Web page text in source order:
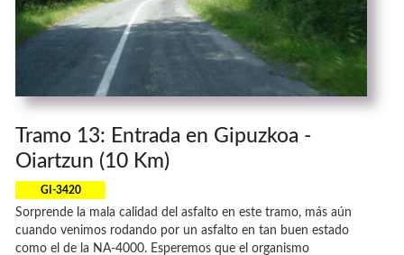
Tramo 13: Entrada en Gipuzkoa -
Oiartzun (10 Km)
GI-3420
Sorprende la mala calidad del asfalto en este tramo, más aún
cuando venimos rodando por un asfalto en tan buen estado
como el de la NA-4000. Esperemos que el organismo